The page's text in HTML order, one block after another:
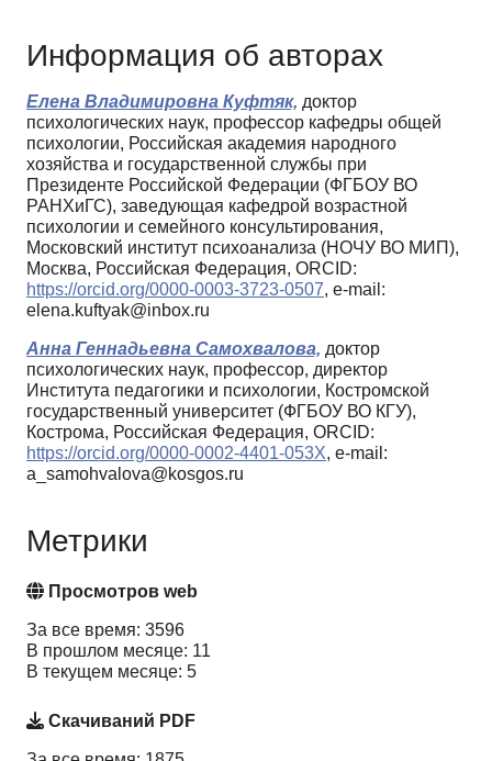
Информация об авторах
Елена Владимировна Куфтяк, доктор
психологических наук, профессор кафедры общей
психологии, Российская академия народного
хозяйства и государственной службы при
Президенте Российской Федерации (ФГБОУ ВО
РАНХиГС), заведующая кафедрой возрастной
психологии и семейного консультирования,
Московский институт психоанализа (НОЧУ ВО МИП),
Москва, Российская Федерация, ORCID:
https://orcid.org/0000-0003-3723-0507, e-mail:
elena.kuftyak@inbox.ru
Анна Геннадьевна Самохвалова, доктор
психологических наук, профессор, директор
Института педагогики и психологии, Костромской
государственный университет (ФГБОУ ВО КГУ),
Кострома, Российская Федерация, ORCID:
https://orcid.org/0000-0002-4401-053X, e-mail:
a_samohvalova@kosgos.ru
Метрики
Просмотров web
За все время: 3596
В прошлом месяце: 11
В текущем месяце: 5
Скачиваний PDF